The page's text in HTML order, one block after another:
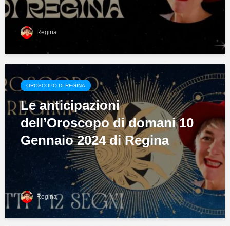
Regina
OROSCOPO DI REGINA
Le anticipazioni
dell’Oroscopo di domani 10
Gennaio 2024 di Regina
Regina